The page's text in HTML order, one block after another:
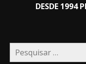
DESDE 1994
Pesquisar
por: